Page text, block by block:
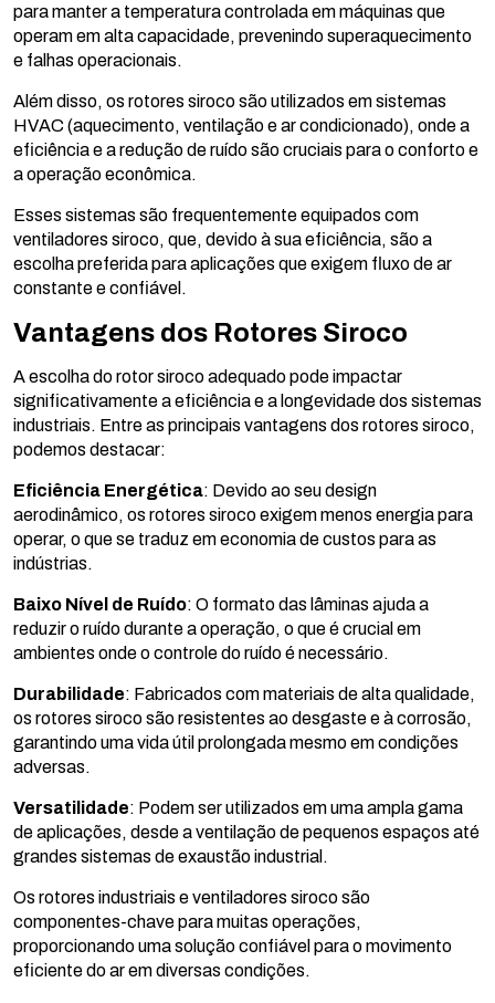
para manter a temperatura controlada em máquinas que
operam em alta capacidade, prevenindo superaquecimento
e falhas operacionais.
Além disso, os rotores siroco são utilizados em sistemas
HVAC (aquecimento, ventilação e ar condicionado), onde a
eficiência e a redução de ruído são cruciais para o conforto e
a operação econômica.
Esses sistemas são frequentemente equipados com
ventiladores siroco, que, devido à sua eficiência, são a
escolha preferida para aplicações que exigem fluxo de ar
constante e confiável.
Vantagens dos Rotores Siroco
A escolha do rotor siroco adequado pode impactar
significativamente a eficiência e a longevidade dos sistemas
industriais. Entre as principais vantagens dos rotores siroco,
podemos destacar:
Eficiência Energética: Devido ao seu design
aerodinâmico, os rotores siroco exigem menos energia para
operar, o que se traduz em economia de custos para as
indústrias.
Baixo Nível de Ruído: O formato das lâminas ajuda a
reduzir o ruído durante a operação, o que é crucial em
ambientes onde o controle do ruído é necessário.
Durabilidade: Fabricados com materiais de alta qualidade,
os rotores siroco são resistentes ao desgaste e à corrosão,
garantindo uma vida útil prolongada mesmo em condições
adversas.
Versatilidade: Podem ser utilizados em uma ampla gama
de aplicações, desde a ventilação de pequenos espaços até
grandes sistemas de exaustão industrial.
Os rotores industriais e ventiladores siroco são
componentes-chave para muitas operações,
proporcionando uma solução confiável para o movimento
eficiente do ar em diversas condições.